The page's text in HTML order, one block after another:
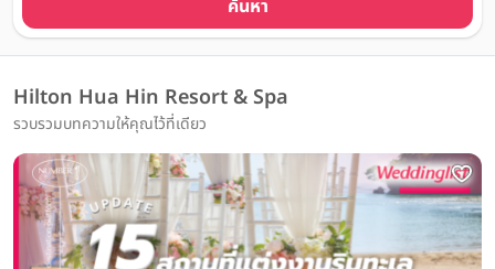
ค้นหา
Hilton Hua Hin Resort & Spa
รวบรวมบทความให้คุณไว้ที่เดียว